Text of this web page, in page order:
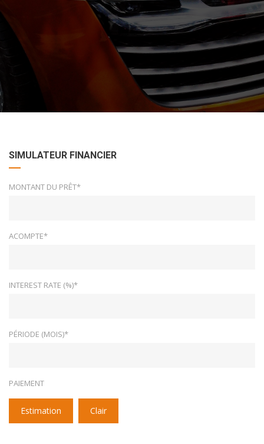
SIMULATEUR FINANCIER
MONTANT DU PRÊT*
ACOMPTE*
INTEREST RATE (%)*
PÉRIODE (MOIS)*
PAIEMENT
Estimation Clair